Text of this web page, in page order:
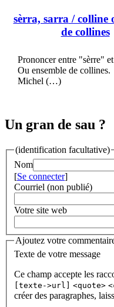
sèrra, sarra / colline
de collines
Prononcer entre "sèrre"
Ou ensemble de collines.
Michel (…)
Un gran de sau ?
(identification facultative)
Nom
[Se connecter]
Courriel (non publié)
Votre site web
Ajoutez votre
Texte de votre message
Ce champ accepte les
[texte->url]
<quote>
créer des paragraphes,